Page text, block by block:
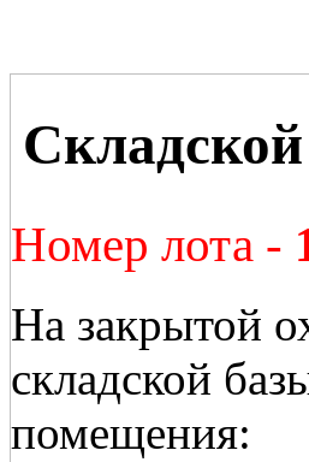
Номер лота -
На закрытой
складской
помещения: